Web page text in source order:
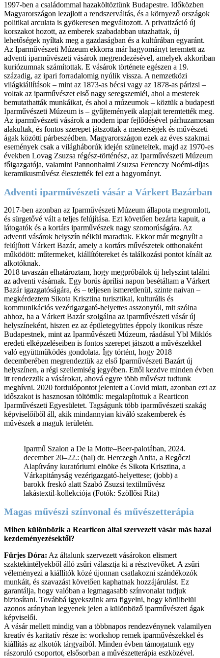
1997-ben a családommal hazaköltöztünk Budapestre. Időközben
Magyarországon lezajlott a rendszerváltás, és a környező országok
politikai arculata is gyökeresen megváltozott. A privatizáció új
korszakot hozott, az emberek szabadabban utazhattak, új
lehetőségek nyíltak meg a gazdaságban és a kultúrában egyaránt.
Az Iparművészeti Múzeum ekkorra már hagyományt teremtett az
adventi iparművészeti vásárok megrendezésével, amelyek akkoriban
kuriózumnak számítottak. E vásárok története egészen a 19.
századig, az ipari forradalomig nyúlik vissza. A nemzetközi
világkiállítások – mint az 1873-as bécsi vagy az 1878-as párizsi –
voltak az iparművészet első nagy seregszemléi, ahol a mesterek
bemutathatták munkáikat, és ahol a múzeumok – köztük a budapesti
Iparművészeti Múzeum is – gyűjteményeik alapjait teremtették meg.
Az iparművészeti vásárok a modern ipar fejlődésével párhuzamosan
alakultak, és fontos szerepet játszottak a mesterségek és művészeti
ágak közötti párbeszédben. Magyarországon ezek az éves szakmai
események csak a világháborúk idején szüneteltek, majd az 1970-es
években Lovag Zsuzsa régész-történész, az Iparművészeti Múzeum
főigazgatója, valamint Pannonhalmi Zsuzsa Ferenczy Noémi-díjas
keramikusművész élesztették fel ezt a hagyományt.
Adventi iparművészeti vásár a Várkert Bazárban
2017-ben azonban az Iparművészeti Múzeum állapota megromlott,
és sürgetővé vált a teljes felújítása. Ezt követően bezárta kapuit, a
látogatók és a kortárs iparművészek nagy szomorúságára. Az
adventi vásárok helyszín nélkül maradtak. Ekkor már megnyílt a
felújított Várkert Bazár, amely a kortárs művészetek otthonaként
működött: műtermeket, kiállítótereket és találkozási pontot kínált az
alkotóknak.
2018 tavaszán elhatároztam, hogy megpróbálok új helyszínt találni
az adventi vásárnak. Egy borús áprilisi napon besétáltam a Várkert
Bazár igazgatóságára, és – teljesen ismeretlenül, szinte naivan –
megkérdeztem Sikota Krisztina turisztikai, kulturális és
kommunikációs vezérigazgató-helyettes asszonytól, mit szólna
ahhoz, ha a Várkert Bazár szolgálna az iparművészeti vásár új
helyszíneként, hiszen ez az épületegyüttes éppoly ikonikus része
Budapestnek, mint az Iparművészeti Múzeum, ráadásul Ybl Miklós
eredeti elképzeléseiben is fontos szerepet játszott a művészekkel
való együttműködés gondolata. Így történt, hogy 2018
decemberében megrendeztük az első Iparművészeti Bazárt új
helyszínen, a régi szellemiség jegyében. Ettől kezdve minden évben
itt rendezzük a vásárokat, ahová egyre több művészt tudtunk
meghívni. 2020 fordulópontot jelentett a Covid miatt, azonban ezt az
időszakot is hasznosan töltöttük: megalapítottuk a Rearticon
Iparművészeti Egyesületet. Tagságunk több iparművészeti szakág
képviselőiből áll, akik mindannyian kiváló szakemberek és
művészek a maguk területén.
Iparmű Szalon a De la Motte–Beer-palotában, 2024.
december 20–22.: (bal) dr. Herczegh Anita, a Regőczi
Alapítvány kuratóriumi elnöke és Sikota Krisztina, a
Várkapitányság vezérigazgató-helyettese; (jobb) a
barokk freskó alatt Szabó Zsuzsi textilművész
lakástextil-kollekciója (Fotók: Szöllősi Rita)
Magas művészi színvonal és művészetterápia
Miben különbözik a Rearticon által szervezett vásár más hazai
kezdeményezésektől?
Fürjes Dóra: Az általunk szervezett vásárokon elismert
szaktekintélyekből álló zsűri választja ki a résztvevőket. A zsűri
véleményezi a kiállítók közé újonnan csatlakozni szándékozók
munkáit, és szavazást követően kaphatnak hozzájárulást. Ez
garantálja, hogy valóban a legmagasabb színvonalat tudjuk
biztosítani. Továbbá igyekszünk arra figyelni, hogy körülbelül
azonos arányban legyenek jelen a különböző iparművészeti ágak
képviselői.
A vásár mellett mindig van a többnapos rendezvénynek valamilyen
kreatív és karitatív része is: workshop remek iparművészekkel és
kiállítás az alkotók tárgyaiból. Minden évben támogatunk egy
rászoruló csoportot, elsősorban a művészetterápia eszközével.